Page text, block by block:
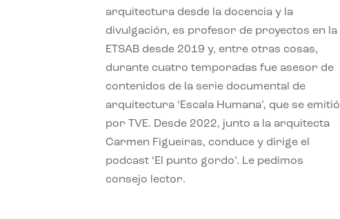
arquitectura desde la docencia y la
divulgación, es profesor de proyectos en la
ETSAB desde 2019 y, entre otras cosas,
durante cuatro temporadas fue asesor de
contenidos de la serie documental de
arquitectura ‘Escala Humana’, que se emitió
por TVE. Desde 2022, junto a la arquitecta
Carmen Figueiras, conduce y dirige el
podcast ‘El punto gordo’. Le pedimos
consejo lector.